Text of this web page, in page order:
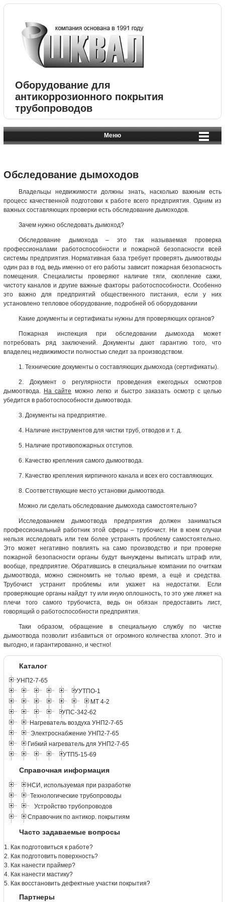
Оборудование для
антикоррозионного покрытия
трубопроводов
Меню
Обследование дымоходов
Владельцы недвижимости должны знать, насколько важным есть
процесс качественной подготовки к работе всего предприятия. Одним из
важных составляющих проверки есть обследование дымоходов.
Зачем нужно обследовать дымоход?
Обследование дымохода – это так называемая проверка
профессионалами работоспособности и пожарной безопасности всей
системы предприятия. Нормативная база требует проверять дымоотводы
один раз в год, ведь именно от его работы зависит пожарная безопасность
помещения. Специалисты проверяют наличие тяги, скопление сажи,
чистоту каналов и другие важные факторы работоспособности. Особенно
это важно для предприятий общественного пистания, если у них
установлено тепловое оборудование, подробней об оборудовании
Какие документы и сертификаты нужны для проверяющих органов?
Пожарная инспекция при обследовании дымохода может
потребовать ряд заключений. Документы дают гарантию того, что
владелец недвижимости полностью следит за производством.
1. Технические документы о составляющих дымохода (сертификаты).
2. Документ о регулярности проведения ежегодных осмотров
дымоотвода. На сайте можно легко и быстро заказать осмотр с целью
убедится в работоспособности дымоотвода.
3. Документы на предприятие.
4. Наличие инструментов для чистки труб, отводов и т. д.
5. Наличие противопожарных отступов.
6. Качество крепления самого дымоотвода.
7. Качество крепления кирпичного канала и всех его составляющих.
8. Соответствующие место установки дымоотвода.
Можно ли сделать обследование дымохода самостоятельно?
Исследованием дымоотвода предприятия должен заниматься
профессиональный работник этой сферы – трубочист. Ни в коем случаи
нельзя исследовать или тем более устранять проблему самостоятельно.
Это может негативно повлиять на само производство и при проверке
пожарной безопасности органы будут вынуждены выписать штраф или,
вообще, предприятие. Обратившись в специальные компании по очиткам
дымоотвода, можно сэкономить не только время, а ещё и средства.
Трубочист устранит проблемы или укажет на недостатки. Если
проверяющие органы найдут ту или иную оплошность, то это уже ляжет на
плечи того самого трубочиста, ведь он обязан предоставить лист,
говорящий о работоспособности предприятия.
Таки образом, обращение в специальную службу по чистке
дымоотвода позволит избавиться от огромного количества хлопот. Это и
выгодно, и гарантированно, и честно!
Каталог
УНП2-7-65
УУТПО-1
МТ 4-2
УПС-342-62
Нагреватель воздуха УНП2-7-65
Электроснабжение УНП2-7-65
Гибкий нагреватель для УНП2-7-65
УТП5-15-69
Справочная информация
НСИ, используемая при разработке
Технологические трубопроводы
Устройство трубопроводов
Справочник по антикор. покрытиям
Часто задаваемые вопросы
1. Как подготовиться к работе?
2. Как подготовить поверхность?
3. Как нанести праймер?
4. Как нанести мастику?
5. Как восстановить дефектные участки покрытия?
Партнеры